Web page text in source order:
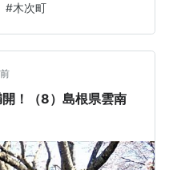
#木次町
！（8）島根県雲南